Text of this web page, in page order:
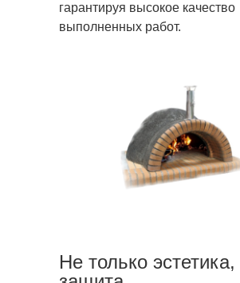
гарантируя высокое качество
выполненных работ.
Не только